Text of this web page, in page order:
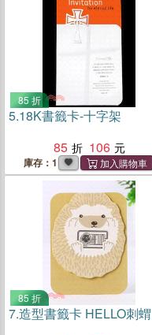
85 折
5.18K書籤卡-十字架
85
106
庫存：1
85 折
7.造型書籤卡 HELLO刺蝟